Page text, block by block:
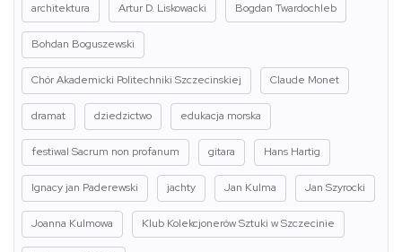
architektura Artur D. Liskowacki Bogdan Twardochleb
Bohdan Boguszewski
Chór Akademicki Politechniki Szczecinskiej Claude Monet
dramat dziedzictwo edukacja morska
festiwal Sacrum non profanum gitara Hans Hartig
Ignacy jan Paderewski jachty Jan Kulma Jan Szyrocki
Joanna Kulmowa Klub Kolekcjonerów Sztuki w Szczecinie